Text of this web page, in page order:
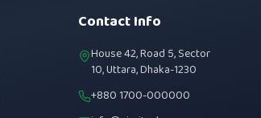
Contact Info
House 42, Road 5, Sector
10, Uttara, Dhaka-1230
+880 1700-000000